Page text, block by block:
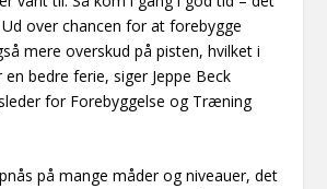
over chancen for at forebygge
mere overskud på pisten, hvilket i
bedre ferie, siger Jeppe Beck
for Forebyggelse og Træning
på mange måder og niveauer, det